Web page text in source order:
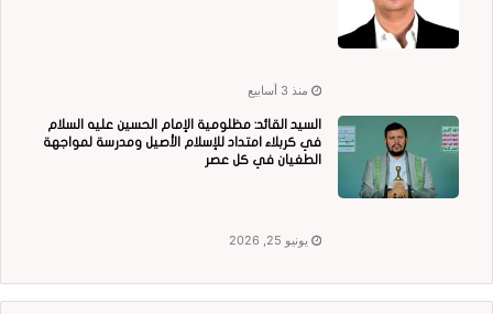
منذ 3 أسابيع
السيد القائد: مظلومية الإمام الحسين عليه السلام
في كربلاء امتداد للإسلام الأصيل ومدرسة لمواجهة
الطغيان في كل عصر
يونيو 25, 2026